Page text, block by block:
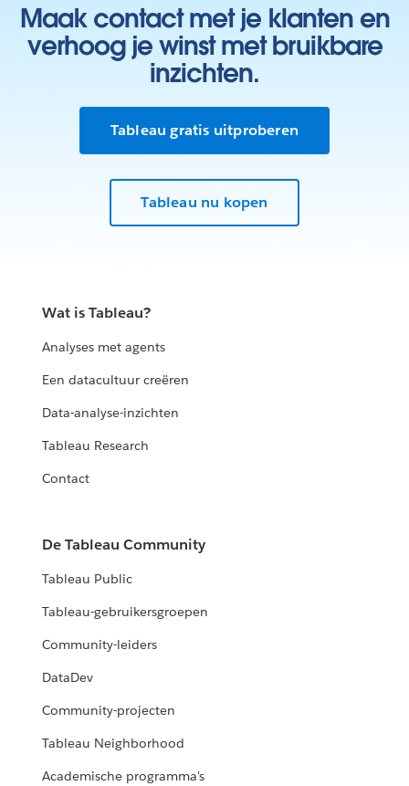
Maak contact met je klanten en
verhoog je winst met bruikbare
inzichten.
Tableau gratis uitproberen
Tableau nu kopen
Wat is Tableau?
Analyses met agents
Een datacultuur creëren
Data-analyse-inzichten
Tableau Research
Contact
De Tableau Community
Tableau Public
Tableau-gebruikersgroepen
Community-leiders
DataDev
Community-projecten
Tableau Neighborhood
Academische programma's